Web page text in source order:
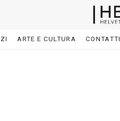
ARTE E CULTURA CONTATTI